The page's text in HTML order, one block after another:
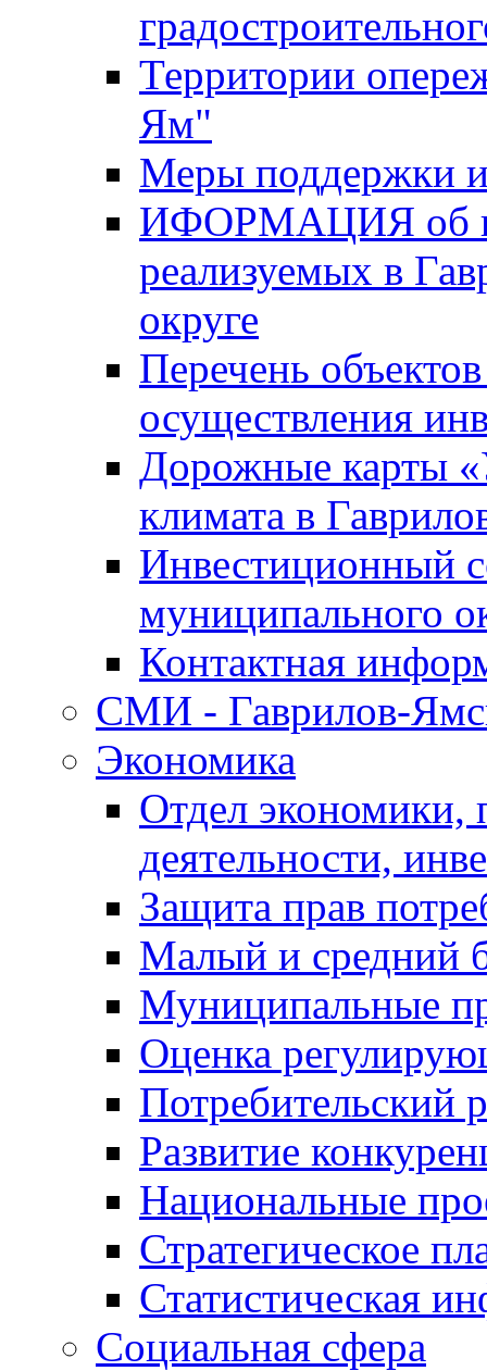
Территории
Ям"
Меры поддержки
ИФОРМАЦИЯ об
реализуемых в
округе
Перечень
осуществления
Дорожные карты
климата в
Инвестиционный
муниципального
Контактная
СМИ - Гаврилов-
Экономика
Отдел экономики,
деятельности,
Защита прав
Малый и средний
Муниципальные
Оценка
Потребительский
Развитие
Национальные
Стратегическое
Статистическая
Социальная сфера